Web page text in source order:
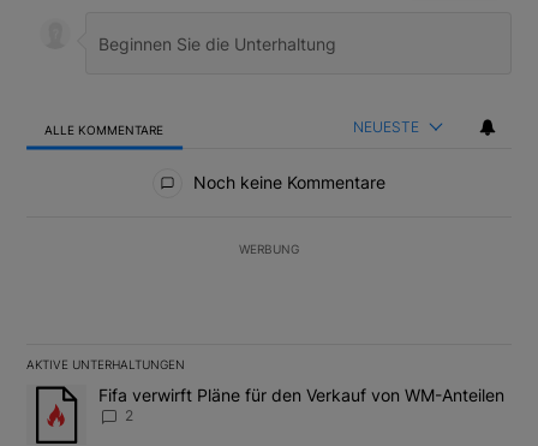
ALLE KOMMENTARE NEUESTE
Noch keine Kommentare
WERBUNG
AKTIVE UNTERHALTUNGEN
Das Folgende ist eine Liste der am meisten kommentierten
Ein Trendartikel mit dem Titel "Fifa verwirft Pläne für den
Fifa verwirft Pläne für den Verkauf von WM-Anteilen
2